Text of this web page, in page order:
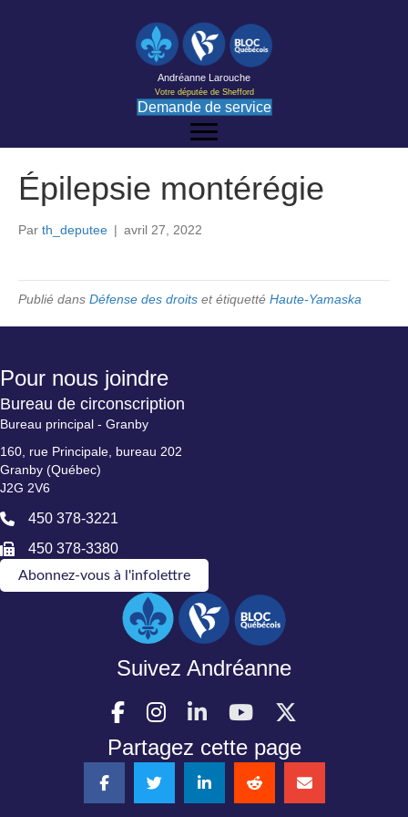
Andréanne Larouche
Votre députée de Shefford
Demande de service
Épilepsie montérégie
Par th_deputee | avril 27, 2022
Publié dans Défense des droits et étiquetté Haute-Yamaska
Pour nous joindre
Bureau de circonscription
Bureau principal - Granby
160, rue Principale, bureau 202
Granby (Québec)
J2G 2V6
450 378-3221
450 378-3380
Abonnez-vous à l'infolettre
Suivez Andréanne
Partagez cette page